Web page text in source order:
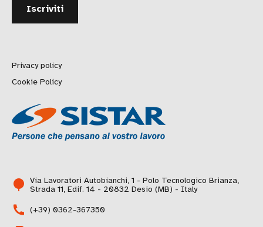
Privacy policy
Cookie Policy
Via Lavoratori Autobianchi, 1 - Polo Tecnologico Brianza,
Strada 11, Edif. 14 - 20832 Desio (MB) - Italy
(+39) 0362-367350